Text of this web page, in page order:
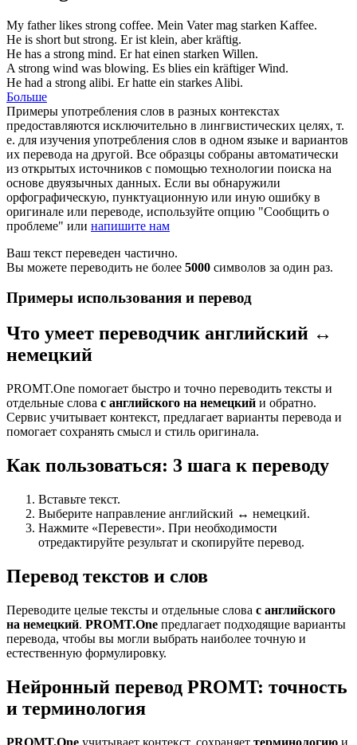
My father likes strong coffee. Mein Vater mag starken Kaffee.
He is short but strong. Er ist klein, aberkräftig.
He has a strong mind. Er hat einen starken Willen.
A strong wind was blowing. Es blies ein kräftigerWind.
He had a strong alibi. Er hatte ein starkes Alibi.
Больше
Примеры употребления слов в разных контекстах
предоставляются исключительно в лингвистических целях, т.
е. для изучения употребления слов в одном языке и вариантов
их перевода на другой. Все образцы собраны автоматически
из открытых источников с помощью технологии поиска на
основе двуязычных данных. Если вы обнаружили
орфографическую, пунктуационную или иную ошибку в
оригинале или переводе, используйте опцию "Сообщить о
проблеме" или напишите нам
Ваш текст переведен частично.
Вы можете переводить не более 5000 символов за один раз.
Примеры использования и перевод
Что умеет переводчик английский ↔
немецкий
PROMT.One помогает быстро и точно переводить тексты и
отдельные слова с английского на немецкий и обратно.
Сервис учитывает контекст, предлагает варианты перевода и
помогает сохранять смысл и стиль оригинала.
Как пользоваться: 3 шага к переводу
Вставьте текст.
Выберите направление английский ↔ немецкий.
Нажмите «Перевести». При необходимости
отредактируйте результат и скопируйте перевод.
Перевод текстов и слов
Переводите целые тексты и отдельные слова с английского
на немецкий. PROMT.One предлагает подходящие варианты
перевода, чтобы вы могли выбрать наиболее точную и
естественную формулировку.
Нейронный перевод PROMT: точность
и терминология
PROMT.One учитывает контекст, сохраняет терминологию и